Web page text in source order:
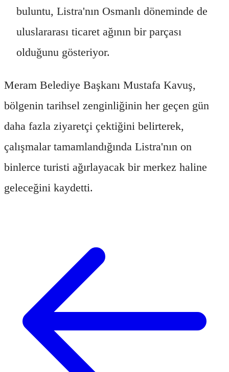
buluntu, Listra'nın Osmanlı döneminde de
uluslararası ticaret ağının bir parçası
olduğunu gösteriyor.
Meram Belediye Başkanı Mustafa Kavuş,
bölgenin tarihsel zenginliğinin her geçen gün
daha fazla ziyaretçi çektiğini belirterek,
çalışmalar tamamlandığında Listra'nın on
binlerce turisti ağırlayacak bir merkez haline
geleceğini kaydetti.